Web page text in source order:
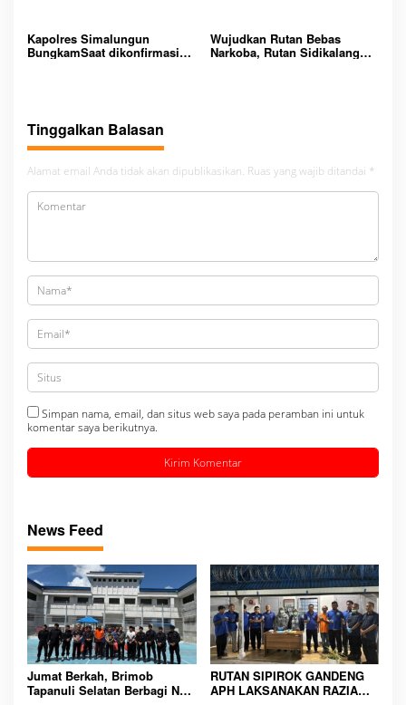
Kapolres Simalungun
BungkamSaat dikonfirmasi
Wujudkan Rutan Bebas
Narkoba, Rutan Sidikalang
Tinggalkan Balasan
Alamat email Anda tidak akan dipublikasikan. Ruas yang wajib ditandai *
Simpan nama, email, dan situs web saya pada peramban ini untuk
komentar saya berikutnya.
News Feed
Jumat Berkah, Brimob
Tapanuli Selatan Berbagi Nasi
RUTAN SIPIROK GANDENG
APH LAKSANAKAN RAZIA